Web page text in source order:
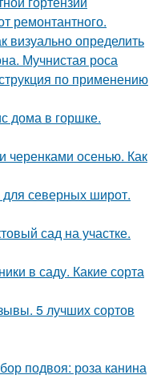
ремонтантного.
визуально определить
Мучнистая роса
по применению
дома в горшке.
черенками осенью. Как
северных широт.
сад на участке.
в саду. Какие сорта
5 лучших сортов
подвоя: роза канина